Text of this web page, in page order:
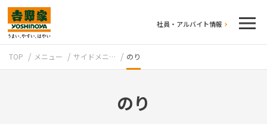
社員・アルバイト情報
TOP メニュー サイドメニ… のり
のり